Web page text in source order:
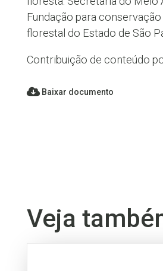
Fundação para
florestal do Estado de São
Contribuição de conteúdo
Baixar documento
Veja